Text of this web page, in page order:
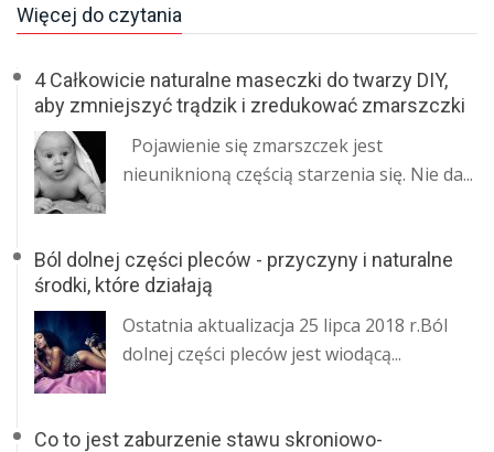
Więcej do czytania
4 Całkowicie naturalne maseczki do twarzy DIY,
aby zmniejszyć trądzik i zredukować zmarszczki
Pojawienie się zmarszczek jest
nieuniknioną częścią starzenia się. Nie da...
Ból dolnej części pleców - przyczyny i naturalne
środki, które działają
Ostatnia aktualizacja 25 lipca 2018 r.Ból
dolnej części pleców jest wiodącą...
Co to jest zaburzenie stawu skroniowo-